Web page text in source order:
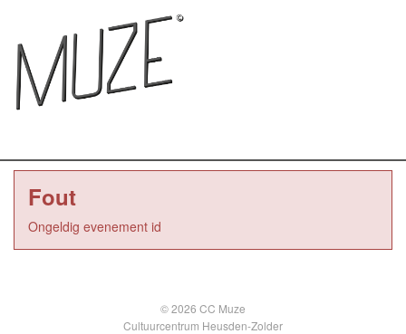
Fout
Ongeldig evenement id
© 2026 CC Muze
Cultuurcentrum Heusden-Zolder